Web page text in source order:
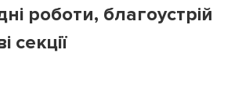
роботи, благоустрій
секції